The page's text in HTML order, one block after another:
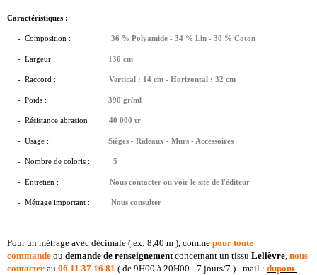
Caractéristiques :
- Composition : 36 % Polyamide - 34 % Lin - 30 % Coton
- Largeur : 130 cm
- Raccord : Vertical : 14 cm - Horizontal : 32 cm
- Poids : 390 gr/ml
- Résistance abrasion : 40 000 tr
- Usage : Sièges - Rideaux - Murs - Accessoires
- Nombre de coloris : 5
- Entretien : Nous contacter ou voir le site de l'éditeur
- Métrage important : Nous consulter
Pour un métrage avec décimale ( ex: 8,40 m ), comme pour toute
commande ou demande de renseignementconcernant un tissu Lelièvre, nous
contacter au 06 11 37 16 81 ( de 9H00 à 20H00 - 7 jours/7 ) - mail : dupont-